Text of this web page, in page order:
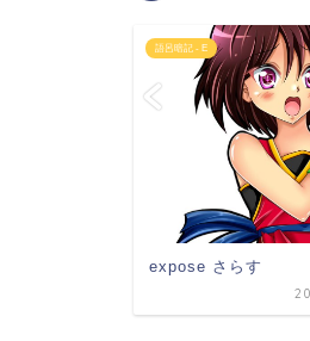
語呂暗記 - E
expose さらす